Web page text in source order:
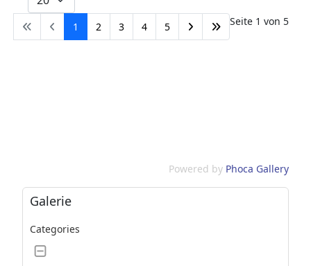
Seite 1 von 5
1 2 3 4 5
Powered by Phoca Gallery
Galerie
Categories